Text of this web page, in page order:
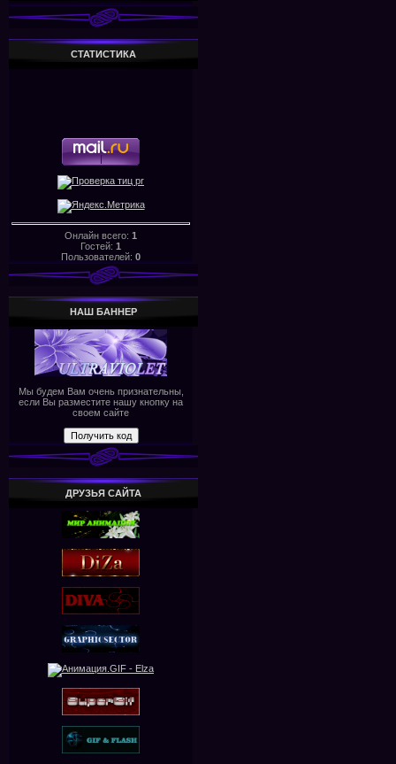
СТАТИСТИКА
Онлайн всего: 1
Гостей: 1
Пользователей: 0
НАШ БАHHЕР
Мы будем Вам очень признательны,
если Вы разместите нашу кнопку на
своем сайте
ДРУЗЬЯ САЙТА